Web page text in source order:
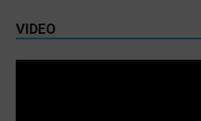
VIDEO